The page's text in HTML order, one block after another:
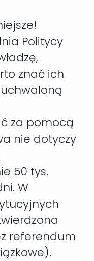
Politycy
znać ich
za pomocą
nie dotyczy
50 tys.
W
referendum